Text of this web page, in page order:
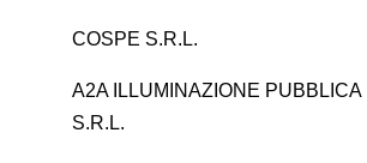
COSPE S.R.L.
A2A ILLUMINAZIONE PUBBLICA
S.R.L.